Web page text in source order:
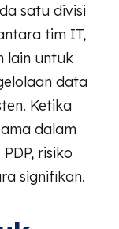
satu divisi
tim IT,
lain untuk
data
Ketika
dalam
risiko
signifikan.